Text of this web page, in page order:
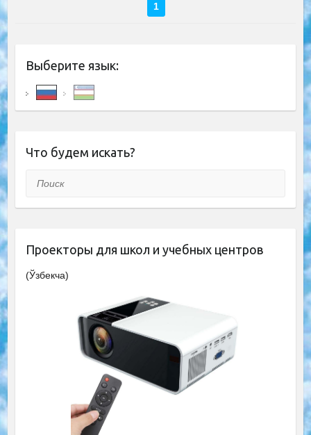
1
Выберите язык:
Что будем искать?
Поиск
Проекторы для школ и учебных центров
(Ўзбекча)